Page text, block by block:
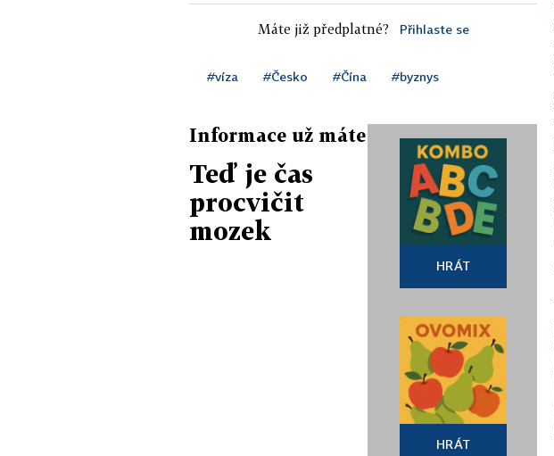
Máte již předplatné? Přihlaste se
#víza #Česko #Čína #byznys
Informace už máte
Teď je čas
procvičit
mozek
HRÁT
HRÁT